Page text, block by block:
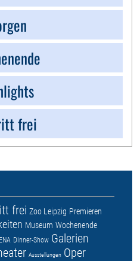
frei
frei Zoo Leipzig Premieren
Museum Wochenende
Dinner-Show Galerien
Ausstellungen Oper